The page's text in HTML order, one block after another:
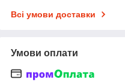
Всі умови доставки
Умови оплати